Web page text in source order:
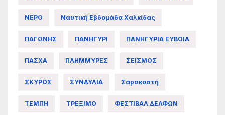
ΝΕΡΟ Ναυτική Εβδομάδα Χαλκίδας
ΠΑΓΩΝΗΣ ΠΑΝΗΓΥΡΙ ΠΑΝΗΓΥΡΙΑ ΕΥΒΟΙΑ
ΠΑΣΧΑ ΠΛΗΜΜΥΡΕΣ ΣΕΙΣΜΟΣ
ΣΚΥΡΟΣ ΣΥΝΑΥΛΙΑ Σαρακοστή
ΤΕΜΠΗ ΤΡΕΞΙΜΟ ΦΕΣΤΙΒΑΛ ΔΕΛΦΩΝ